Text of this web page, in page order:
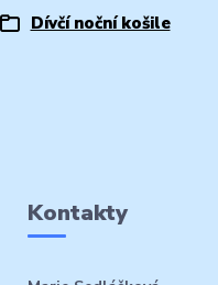
Dívčí noční košile
Kontakty